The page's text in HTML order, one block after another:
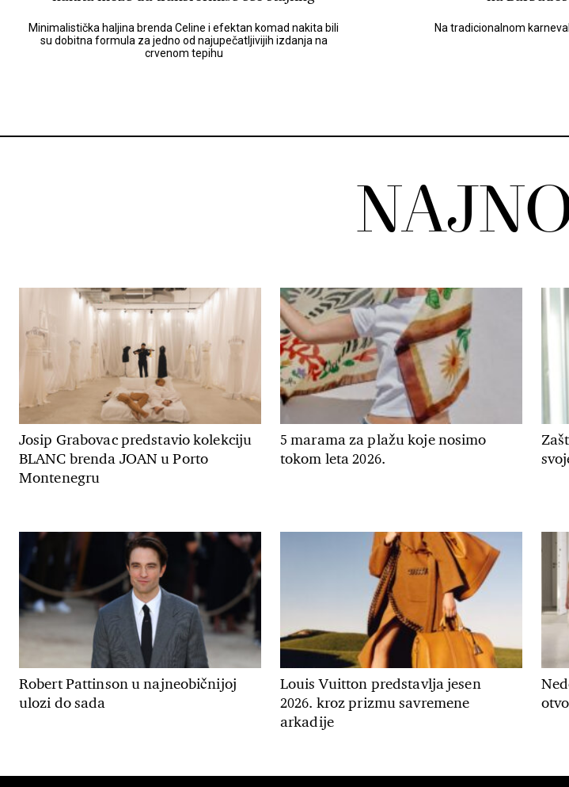
Minimalistička haljina brenda Celine i efektan komad nakita bili
su dobitna formula za jedno od najupečatljivijih izdanja na
crvenom tepihu
Na tradicionalnom
Josip Grabovac predstavio kolekciju
BLANC brenda JOAN u Porto
Montenegru
5 marama za plažu koje nosimo
tokom leta 2026.
Robert Pattinson u najneobičnijoj
ulozi do sada
Louis Vuitton predstavlja jesen
2026. kroz prizmu savremene
arkadije